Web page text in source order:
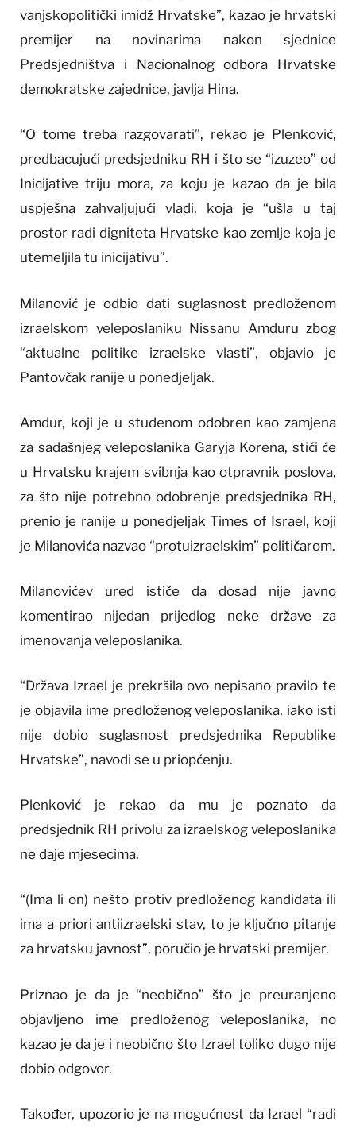
vanjskopolitički imidž Hrvatske”, kazao je hrvatski
premijer na novinarima nakon sjednice
Predsjedništva i Nacionalnog odbora Hrvatske
demokratske zajednice, javlja Hina.
“O tome treba razgovarati”, rekao je Plenković,
predbacujući predsjedniku RH i što se “izuzeo” od
Inicijative triju mora, za koju je kazao da je bila
uspješna zahvaljujući vladi, koja je “ušla u taj
prostor radi digniteta Hrvatske kao zemlje koja je
utemeljila tu inicijativu”.
Milanović je odbio dati suglasnost predloženom
izraelskom veleposlaniku Nissanu Amduru zbog
“aktualne politike izraelske vlasti”, objavio je
Pantovčak ranije u ponedjeljak.
Amdur, koji je u studenom odobren kao zamjena
za sadašnjeg veleposlanika Garyja Korena, stići će
u Hrvatsku krajem svibnja kao otpravnik poslova,
za što nije potrebno odobrenje predsjednika RH,
prenio je ranije u ponedjeljak Times of Israel, koji
je Milanovića nazvao “protuizraelskim” političarom.
Milanovićev ured ističe da dosad nije javno
komentirao nijedan prijedlog neke države za
imenovanja veleposlanika.
“Država Izrael je prekršila ovo nepisano pravilo te
je objavila ime predloženog veleposlanika, iako isti
nije dobio suglasnost predsjednika Republike
Hrvatske”, navodi se u priopćenju.
Plenković je rekao da mu je poznato da
predsjednik RH privolu za izraelskog veleposlanika
ne daje mjesecima.
“(Ima li on) nešto protiv predloženog kandidata ili
ima a priori antiizraelski stav, to je ključno pitanje
za hrvatsku javnost”, poručio je hrvatski premijer.
Priznao je da je “neobično” što je preuranjeno
objavljeno ime predloženog veleposlanika, no
kazao je da je i neobično što Izrael toliko dugo nije
dobio odgovor.
Također, upozorio je na mogućnost da Izrael “radi